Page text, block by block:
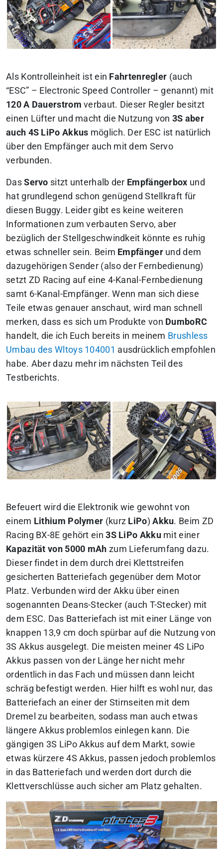
Als Kontrolleinheit ist ein Fahrtenregler (auch
“ESC” – Electronic Speed Controller – genannt) mit
120 A Dauerstrom verbaut. Dieser Regler besitzt
einen Lüfter und macht die Nutzung von 3S aber
auch 4S LiPo Akkus möglich. Der ESC ist natürlich
über den Empfänger auch mit dem Servo
verbunden.
DasServo sitzt unterhalb der Empfängerbox und
hat grundlegend schon genügend Stellkraft für
diesen Buggy. Leider gibt es keine weiteren
Informationen zum verbauten Servo, aber
bezüglich der Stellgeschwindkeit könnte es ruhig
etwas schneller sein. Beim Empfängerund dem
dazugehörigen Sender (also der Fernbedienung)
setzt ZD Racing auf eine 4-Kanal-Fernbedienung
samt 6-Kanal-Empfänger. Wenn man sich diese
Teile etwas genauer anschaut, wird man schnell
merken, dass es sich um Produkte von DumboRC
handelt, die ich Euch bereits in meinem Brushless
Umbau des Wltoys 104001 ausdrücklich empfohlen
habe. Aber dazu mehr im nächsten Teil des
Testberichts.
Befeuert wird die Elektronik wie gewohnt von
einem Lithium Polymer (kurz LiPo) Akku. Beim ZD
Racing BX-8E gehört ein3S LiPo Akkumit einer
Kapazität von 5000 mAh zum Lieferumfang dazu.
Dieser findet in dem durch drei Klettstreifen
gesicherten Batteriefach gegenüber dem Motor
Platz. Verbunden wird der Akku über einen
sogenannten Deans-Stecker (auch T-Stecker) mit
dem ESC. Das Batteriefach ist mit einer Länge von
knappen 13,9 cm doch spürbar auf die Nutzung von
3S Akkus ausgelegt. Die meisten meiner 4S LiPo
Akkus passen von der Länge her nicht mehr
ordentlich in das Fach und müssen dann leicht
schräg befestigt werden. Hier hilft es wohl nur, das
Batteriefach an einer der Stirnseiten mit dem
Dremel zu bearbeiten, sodass man auch etwas
längere Akkus problemlos einlegen kann. Die
gängigen 3S LiPo Akkus auf dem Markt, sowie
etwas kürzere 4S Akkus, passen jedoch problemlos
in das Batteriefach und werden dort durch die
Klettverschlüsse auch sicher am Platz gehalten.